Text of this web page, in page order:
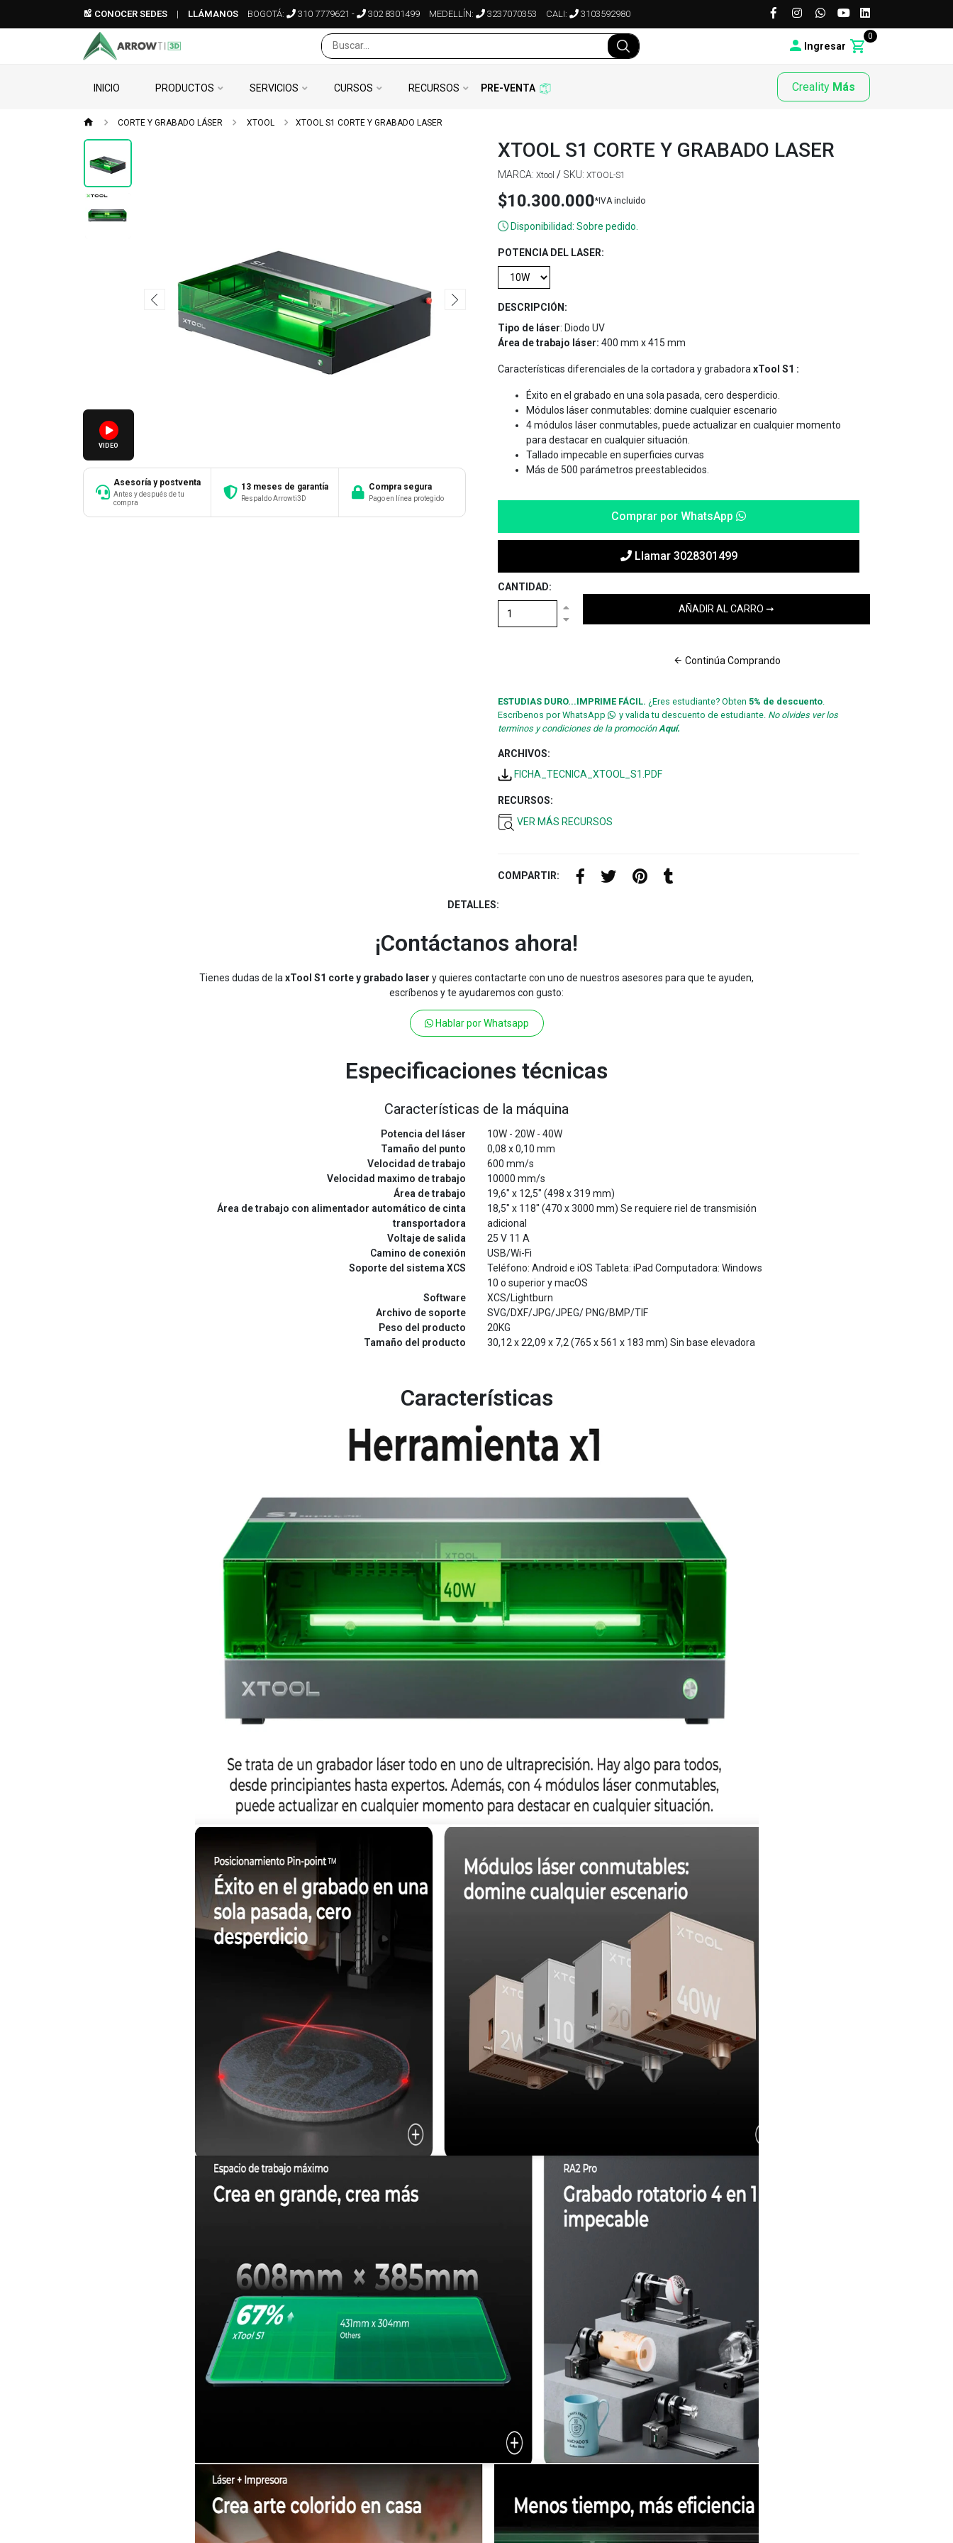
CONOCER SEDES | LLÁMANOS BOGOTÁ: 310 7779621 - 302 8301499 MEDELLÍN: 3237070353 CALI: 3103592980
Ingresar
0
INICIO PRODUCTOS SERVICIOS CURSOS RECURSOS PRE-VENTA Creality Más
CORTE Y GRABADO LÁSER XTOOL XTOOL S1 CORTE Y GRABADO LASER
VIDEO
Asesoría y postventa
Antes y después de tu
compra
13 meses de garantía
Respaldo Arrowti3D
Compra segura
Pago en línea protegido
XTOOL S1 CORTE Y GRABADO LASER
MARCA: Xtool / SKU: XTOOL-S1
$10.300.000*IVA incluido
Disponibilidad: Sobre pedido.
POTENCIA DEL LASER:
DESCRIPCIÓN:
Tipo de láser: Diodo UV
Área de trabajo láser: 400 mm x 415 mm
Características diferenciales de la cortadora y grabadora xTool S1 :
Éxito en el grabado en una sola pasada, cero desperdicio.
Módulos láser conmutables: domine cualquier escenario
4 módulos láser conmutables, puede actualizar en cualquier momento
para destacar en cualquier situación.
Tallado impecable en superficies curvas
Más de 500 parámetros preestablecidos.
Comprar por WhatsApp
Llamar 3028301499
CANTIDAD:
Continúa Comprando
ESTUDIAS DURO...IMPRIME FÁCIL. ¿Eres estudiante? Obten 5% de descuento.
Escríbenos por WhatsApp
y valida tu descuento de estudiante. No olvides ver los
terminos y condiciones de la promociónAquí.
ARCHIVOS:
FICHA_TECNICA_XTOOL_S1.PDF
RECURSOS:
VER MÁS RECURSOS
COMPARTIR:
DETALLES:
¡Contáctanos ahora!
Tienes dudas de la xTool S1 corte y grabado laser y quieres contactarte con uno de nuestros asesores para que te ayuden,
escríbenos y te ayudaremos con gusto:
Hablar por Whatsapp
Especificaciones técnicas
Características de la máquina
Potencia del láser
10W - 20W - 40W
Tamaño del punto
0,08 x 0,10 mm
Velocidad de trabajo
600 mm/s
Velocidad maximo de trabajo
10000 mm/s
Área de trabajo
19,6" x 12,5" (498 x 319 mm)
Área de trabajo con alimentador automático de cinta
transportadora
18,5" x 118" (470 x 3000 mm) Se requiere riel de transmisión
adicional
Voltaje de salida
25 V 11 A
Camino de conexión
USB/Wi-Fi
Soporte del sistema XCS
Teléfono: Android e iOS Tableta: iPad Computadora: Windows
10 o superior y macOS
Software
XCS/Lightburn
Archivo de soporte
SVG/DXF/JPG/JPEG/ PNG/BMP/TIF
Peso del producto
20KG
Tamaño del producto
30,12 x 22,09 x 7,2 (765 x 561 x 183 mm) Sin base elevadora
Características